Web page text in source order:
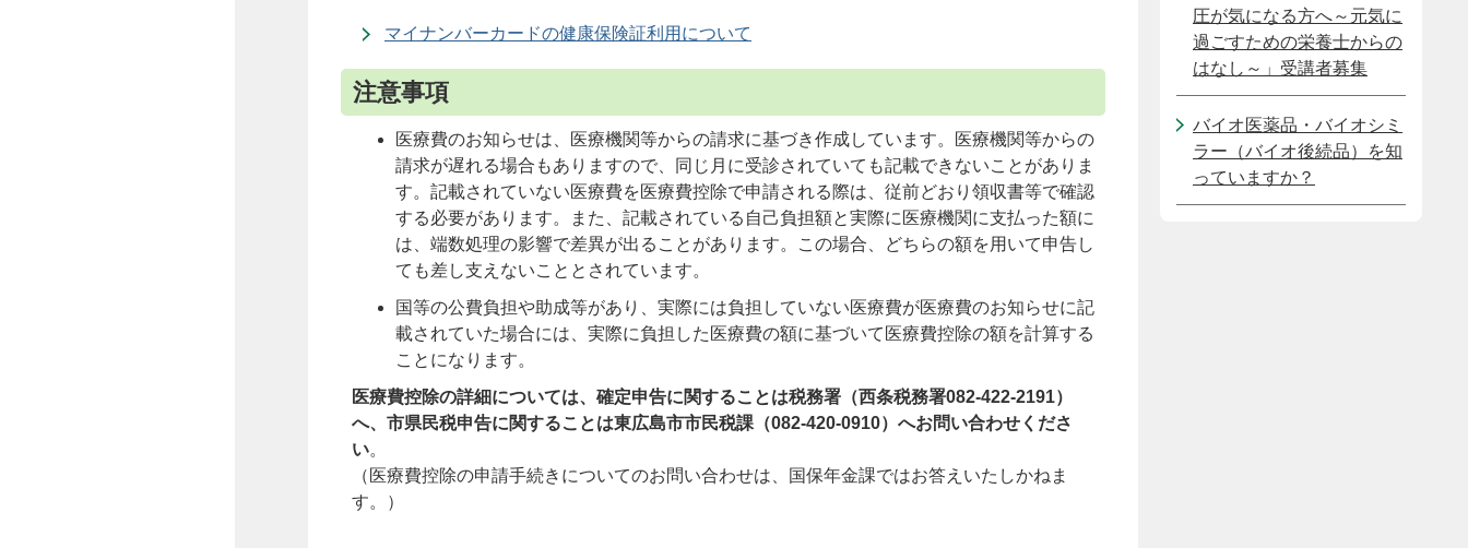
マイナンバーカードの健康保険証利用について
注意事項
医療費のお知らせは、医療機関等からの請求に基づき作成しています。医療機関等からの
請求が遅れる場合もありますので、同じ月に受診されていても記載できないことがありま
す。記載されていない医療費を医療費控除で申請される際は、従前どおり領収書等で確認
する必要があります。また、記載されている自己負担額と実際に医療機関に支払った額に
は、端数処理の影響で差異が出ることがあります。この場合、どちらの額を用いて申告し
ても差し支えないこととされています。
国等の公費負担や助成等があり、実際には負担していない医療費が医療費のお知らせに記
載されていた場合には、実際に負担した医療費の額に基づいて医療費控除の額を計算する
ことになります。
医療費控除の詳細については、確定申告に関することは税務署（西条税務署082-422-2191）
へ、市県民税申告に関することは東広島市市民税課（082-420-0910）へお問い合わせくださ
い。
（医療費控除の申請手続きについてのお問い合わせは、国保年金課ではお答えいたしかねま
す。）
圧が気になる方へ～元気に
過ごすための栄養士からの
はなし～」受講者募集
バイオ医薬品・バイオシミ
ラー（バイオ後続品）を知
っていますか？